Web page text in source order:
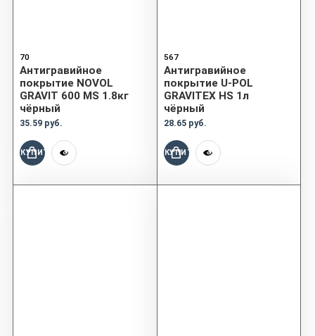
70
Антигравийное
покрытие NOVOL
GRAVIT 600 MS 1.8кг
чёрный
35.59 руб.
КУПИТЬ
567
Антигравийное
покрытие U-POL
GRAVITEX HS 1л
чёрный
28.65 руб.
КУПИТЬ